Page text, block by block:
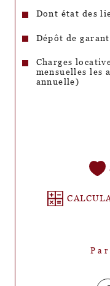
Dont état des
Dépôt de
Charges
mensuelles les
annuelle)